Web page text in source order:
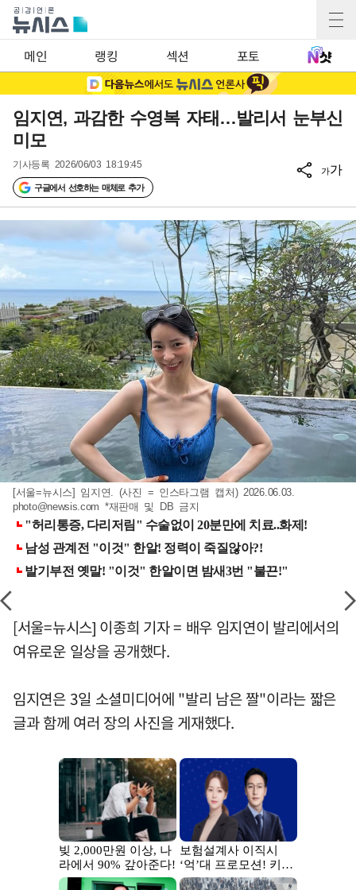
메인 랭킹 섹션 포토
임지연, 과감한 수영복 자태…발리서 눈부신
미모
기사등록 2026/06/03 18:19:45
구글에서 선호하는 매체로 추가
가가
[서울=뉴시스] 임지연. (사진 = 인스타그램 캡처) 2026.06.03.
photo@newsis.com *재판매 및 DB 금지
[서울=뉴시스] 이종희 기자 = 배우 임지연이 발리에서의
여유로운 일상을 공개했다.
임지연은 3일 소셜미디어에 "발리 남은 짤"이라는 짧은
글과 함께 여러 장의 사진을 게재했다.